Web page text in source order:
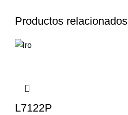
Productos relacionados
L7122P